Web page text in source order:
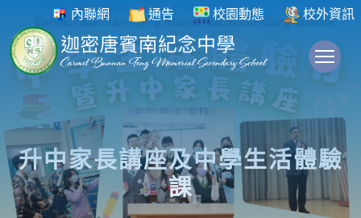
內聯網 通告 校園動態 校外資訊
升中家長講座及中學生活體驗
課